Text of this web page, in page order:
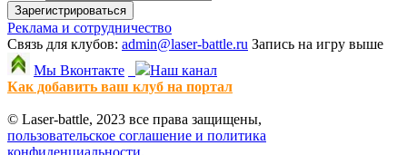
Зарегистрироваться
Реклама и сотрудничество
Связь для клубов: admin@laser-battle.ru Запись на игру выше
Мы Вконтакте
Наш канал
Как добавить ваш клуб на портал
© Laser-battle, 2023 все права защищены,
пользовательское соглашение и политика